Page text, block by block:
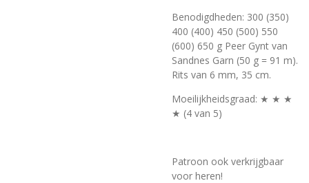
Benodigdheden: 300 (350)
400 (400) 450 (500) 550
(600) 650 g Peer Gynt van
Sandnes Garn (50 g = 91 m).
Rits van 6 mm, 35 cm.
Moeilijkheidsgraad: ★ ★ ★
★ (4 van 5)
Patroon ook verkrijgbaar
voor heren!